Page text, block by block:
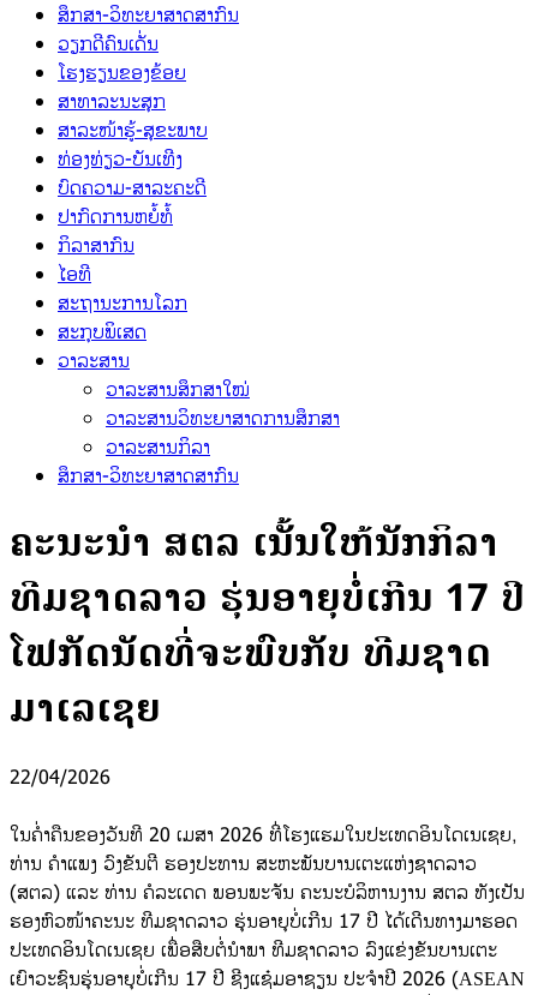
ສຶກສາ-ວິທະຍາສາດສາກົນ
ວຽກດີຄົນເດັ່ນ
ໂຮງຮຽນຂອງຂ້ອຍ
ສາທາລະນະສຸກ
ສາລະໜ້າຮູ້-ສຸຂະພາບ
ທ່ອງທ່ຽວ-ບັນເທີງ
ບົດຄວາມ-ສາລະຄະດີ
ປາກົດການຫຍໍ້ທໍ້
ກິລາສາກົນ
ໄອທີ
ສະຖານະການໂລກ
ສະກຸບພິເສດ
ວາລະສານ
ວາລະສານສຶກສາໃໝ່
ວາລະສານວິທະຍາສາດການສຶກສາ
ວາລະສານກິລາ
ສຶກສາ-ວິທະຍາສາດສາກົນ
ຄະນະນຳ ສຕລ ເນັ້ນໃຫ້ນັກກິລາ
ທີມຊາດລາວ ຮຸ່ນອາຍຸບໍ່ເກີນ 17 ປີ
ໂຟກັດນັດທີ່ຈະພົບກັບ ທີມຊາດ
ມາເລເຊຍ
22/04/2026
ໃນຄໍ່າຄືນຂອງວັນທີ 20 ເມສາ 2026 ທີ່ໂຮງແຮມໃນປະເທດອິນໂດເນເຊຍ,
ທ່ານ ຄໍາແພງ ວົງຂັນຕີ ຮອງປະທານ ສະຫະພັນບານເຕະແຫ່ງຊາດລາວ
(ສຕລ) ແລະ ທ່ານ ຄໍລະເດດ ພອນພະຈັນ ຄະນະບໍລິຫານງານ ສຕລ ທັງເປັນ
ຮອງຫົວໜ້າຄະນະ ທີມຊາດລາວ ຮຸ່ນອາຍຸບໍ່ເກີນ 17 ປີ ໄດ້ເດີນທາງມາຮອດ
ປະເທດອິນໂດເນເຊຍ ເພື່ອສືບຕໍ່ນໍາພາ ທີມຊາດລາວ ລົງແຂ່ງຂັນບານເຕະ
ເຍົາວະຊົນຮຸ່ນອາຍຸບໍ່ເກີນ 17 ປີ ຊີງແຊ໋ມອາຊຽນ ປະຈໍາປີ 2026 (ASEAN